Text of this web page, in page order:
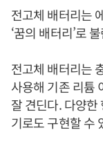
전고체 배터리는
‘꿈의 배터리’로
전고체 배터리는
사용해 기존 리튬
잘 견딘다. 다양한
기로도 구현할 수